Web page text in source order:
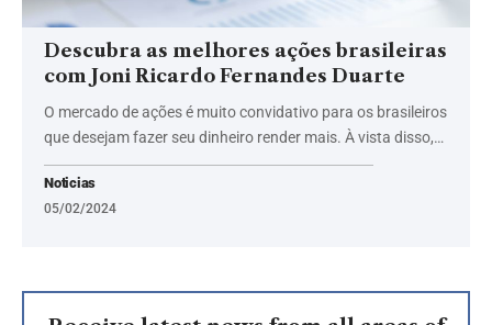
Descubra as melhores ações brasileiras
com Joni Ricardo Fernandes Duarte
O mercado de ações é muito convidativo para os brasileiros
que desejam fazer seu dinheiro render mais. À vista disso,…
Noticias
05/02/2024